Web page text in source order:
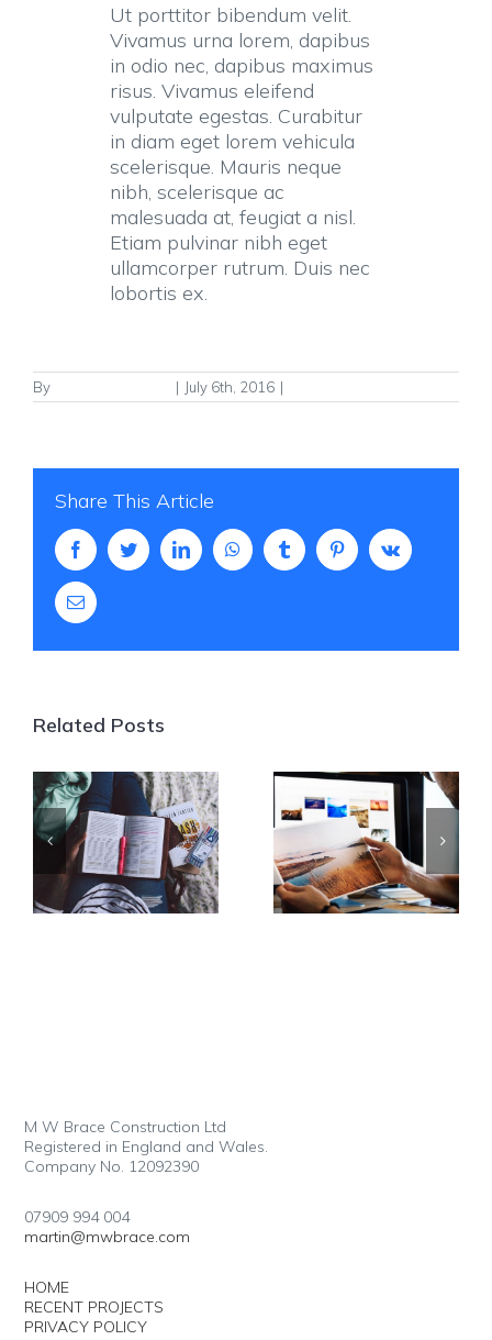
Ut porttitor bibendum velit.
Vivamus urna lorem, dapibus
in odio nec, dapibus maximus
risus. Vivamus eleifend
vulputate egestas. Curabitur
in diam eget lorem vehicula
scelerisque. Mauris neque
nibh, scelerisque ac
malesuada at, feugiat a nisl.
Etiam pulvinar nibh eget
ullamcorper rutrum. Duis nec
lobortis ex.
By | July 6th, 2016 |
Share This Article
FacebookTwitterLinkedInWhatsAppTumblr PinterestVk
Email
Related Posts
Work to live,
don’t live to
work
How to
encourage
creativity
M W Brace Construction Ltd
Registered in England and Wales.
Company No. 12092390
07909 994 004
martin@mwbrace.com
HOME
RECENT PROJECTS
PRIVACY POLICY